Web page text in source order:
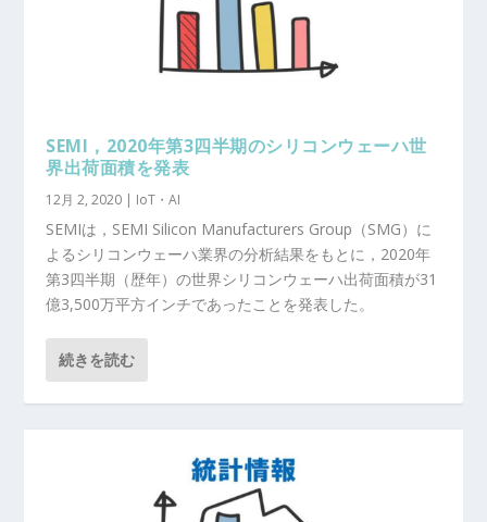
SEMI，2020年第3四半期のシリコンウェーハ世
界出荷面積を発表
12月 2, 2020 IoT・AI
SEMIは，SEMI Silicon Manufacturers Group（SMG）に
よるシリコンウェーハ業界の分析結果をもとに，2020年
第3四半期（歴年）の世界シリコンウェーハ出荷面積が31
億3,500万平方インチであったことを発表した。
続きを読む